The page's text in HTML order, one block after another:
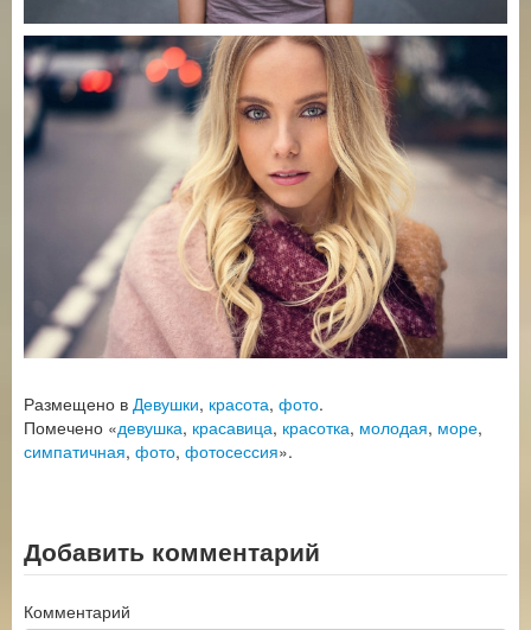
Размещено в Девушки, красота, фото.
Помечено «девушка, красавица, красотка, молодая, море,
симпатичная, фото, фотосессия».
Добавить комментарий
Комментарий